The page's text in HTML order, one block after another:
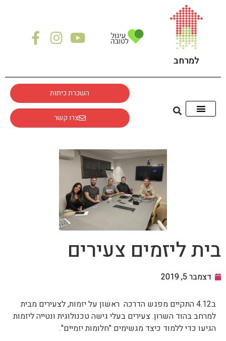
למרחב
השכרת כיתות
צרו קשר
בית ליזמים צעירים
דצמבר 5, 2019
ב4.12 התקיים מפגש הדרכה ראשון על יזמות, לצעירים מבית
למרחב בהוד השרון. צעירים בעלי גישה טכנולוגית ונטייה ליזמות
הגיעו כדי ללמוד כיצד מגשימים "חלומות יזמיים".